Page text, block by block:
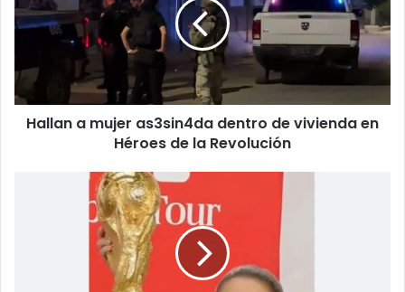
as3sin4da
dentro
en
Héroes
deHallan a mujer as3sin4da dentro de vivienda en
Héroes de la Revolución